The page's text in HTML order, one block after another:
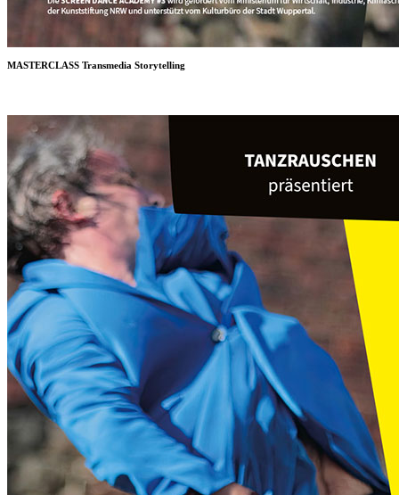
MASTERCLASS Transmedia Storytelling